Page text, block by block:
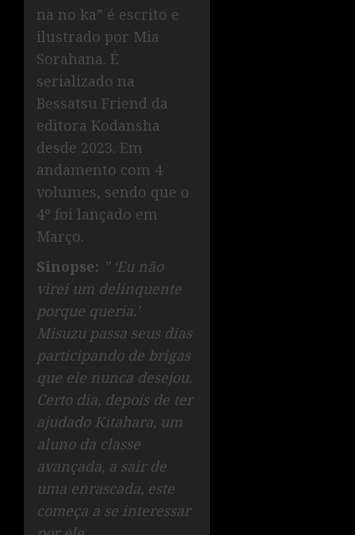
na no ka” é escrito e
ilustrado por Mia
Sorahana. É
serializado na
Bessatsu Friend da
editora Kodansha
desde 2023. Em
andamento com 4
volumes, sendo que o
4º foi lançado em
Março.
Sinopse: ” ‘Eu não
virei um delinquente
porque queria.’
Misuzu passa seus dias
participando de brigas
que ele nunca desejou.
Certo dia, depois de ter
ajudado Kitahara, um
aluno da classe
avançada, a sair de
uma enrascada, este
começa a se interessar